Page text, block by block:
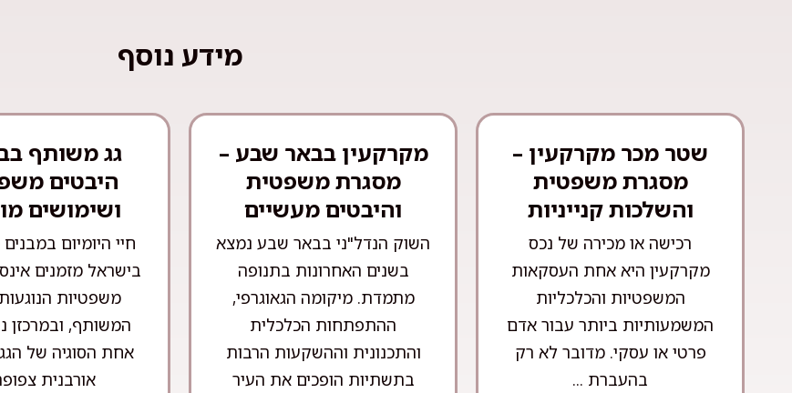
מידע נוסף
שטר מכר מקרקעין –
מסגרת משפטית
והשלכות קנייניות
רכישה או מכירה של נכס
מקרקעין היא אחת העסקאות
המשפטיות והכלכליות
המשמעותיות ביותר עבור אדם
פרטי או עסקי. מדובר לא רק
בהעברת ...
מקרקעין בבאר שבע –
מסגרת משפטית
והיבטים מעשיים
השוק הנדל"ני בבאר שבע נמצא
בשנים האחרונות בתנופה
מתמדת. מיקומה הגאוגרפי,
ההתפתחות הכלכלית
והתכנונית וההשקעות הרבות
בתשתיות הופכים את העיר
גג משותף
היבטים
ושימושים
חיי היומיום
בישראל מזמנים
משפטיות
המשותף, ובמרכזן
אחת הסוגיה של
אורבנית